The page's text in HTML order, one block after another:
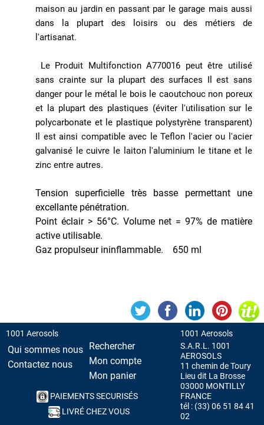
maison au jardin en passant par le garage mais aussi
dans la plupart des loisirs ou des métiers de
l'artisanat.
Le Produit Multifonction A770016 peut être utilisé
sans crainte sur la plupart des surfaces Il est sans
danger pour le métal le bois le caoutchouc non poreux
et la plupart des plastiques (éviter l'utilisation sur le
polycarbonate et le plastique polystyrène transparent)
Il est ainsi compatible avec le Teflon l'acier ou l'acier
galvanisé le cuivre le laiton l'aluminium le titane et le
zinc entre autres.
Tension superficielle très basse permettant une
excellante pénétration.
Point éclair > 56°C. Volume net = 97% de matière
active utilisable.
Gaz propulseur ininflammable. 650 ml
1001 Aerosols
Qui sommes nous
Contactez nous
Rechercher
Mon compte
Mon panier
PAIEMENTS SECURISÉS
LIVRÉ CHEZ VOUS
1001 Aerosols
S.A.R.L. 1001
AEROSOLS
11 chemin de Toury
Lieu dit La Brosse
03000 MONTILLY
FRANCE
tél : (33) 06 51 84 41
02